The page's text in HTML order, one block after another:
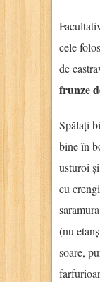
cele
de
frunze
Spălați
bine în
usturoi
cu
(nu
soare,